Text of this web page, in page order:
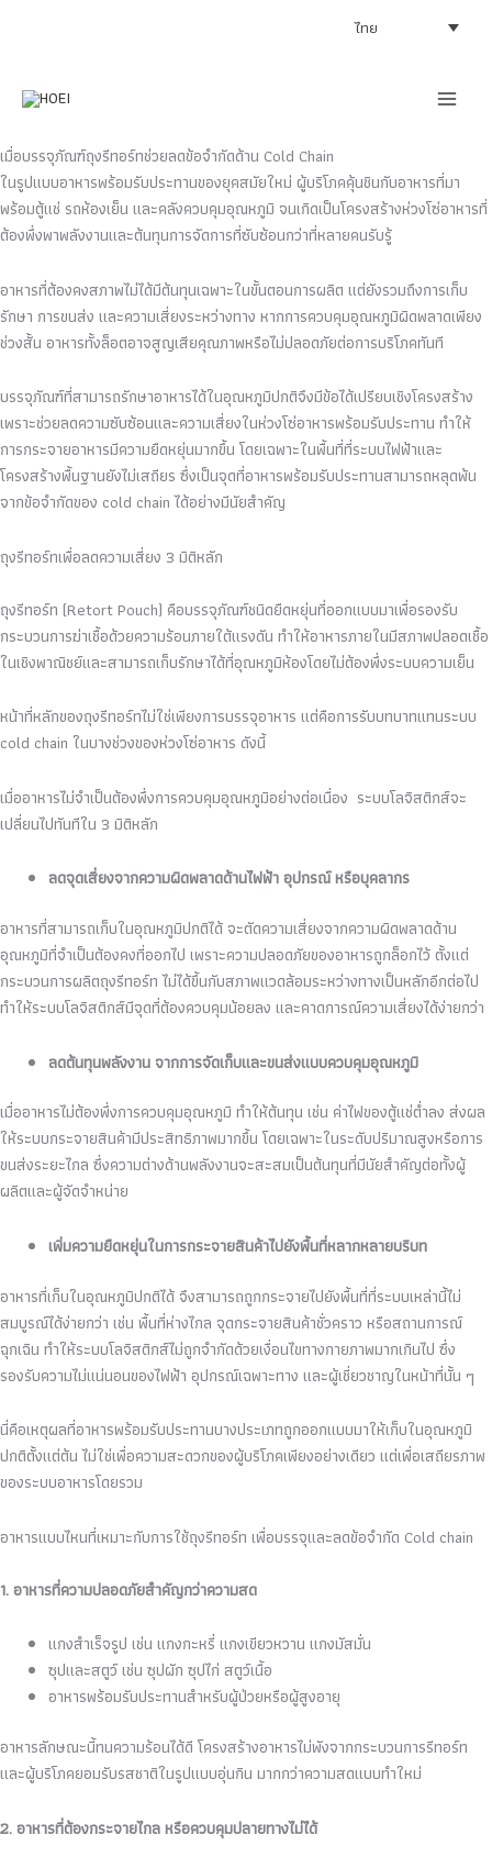
ไทย
เมื่อบรรจุภัณฑ์ถุงรีทอร์ทช่วยลดข้อจำกัดด้าน Cold Chain
ในรูปแบบอาหารพร้อมรับประทานของยุคสมัยใหม่ ผู้บริโภคคุ้นชินกับอาหารที่มา
พร้อมตู้แช่ รถห้องเย็น และคลังควบคุมอุณหภูมิ จนเกิดเป็นโครงสร้างห่วงโซ่อาหารที่
ต้องพึ่งพาพลังงานและต้นทุนการจัดการที่ซับซ้อนกว่าที่หลายคนรับรู้
อาหารที่ต้องคงสภาพไม่ได้มีต้นทุนเฉพาะในขั้นตอนการผลิต แต่ยังรวมถึงการเก็บ
รักษา การขนส่ง และความเสี่ยงระหว่างทาง หากการควบคุมอุณหภูมิผิดพลาดเพียง
ช่วงสั้น อาหารทั้งล็อตอาจสูญเสียคุณภาพหรือไม่ปลอดภัยต่อการบริโภคทันที
บรรจุภัณฑ์ที่สามารถรักษาอาหารได้ในอุณหภูมิปกติจึงมีข้อได้เปรียบเชิงโครงสร้าง
เพราะช่วยลดความซับซ้อนและความเสี่ยงในห่วงโซ่อาหารพร้อมรับประทาน ทำให้
การกระจายอาหารมีความยืดหยุ่นมากขึ้น โดยเฉพาะในพื้นที่ที่ระบบไฟฟ้าและ
โครงสร้างพื้นฐานยังไม่เสถียร ซึ่งเป็นจุดที่อาหารพร้อมรับประทานสามารถหลุดพ้น
จากข้อจำกัดของ cold chain ได้อย่างมีนัยสำคัญ
ถุงรีทอร์ทเพื่อลดความเสี่ยง 3 มิติหลัก
ถุงรีทอร์ท (Retort Pouch) คือบรรจุภัณฑ์ชนิดยืดหยุ่นที่ออกแบบมาเพื่อรองรับ
กระบวนการฆ่าเชื้อด้วยความร้อนภายใต้แรงดัน ทำให้อาหารภายในมีสภาพปลอดเชื้อ
ในเชิงพาณิชย์และสามารถเก็บรักษาได้ที่อุณหภูมิห้องโดยไม่ต้องพึ่งระบบความเย็น
หน้าที่หลักของถุงรีทอร์ทไม่ใช่เพียงการบรรจุอาหาร แต่คือการรับบทบาทแทนระบบ
cold chain ในบางช่วงของห่วงโซ่อาหาร ดังนี้
เมื่ออาหารไม่จำเป็นต้องพึ่งการควบคุมอุณหภูมิอย่างต่อเนื่อง ระบบโลจิสติกส์จะ
เปลี่ยนไปทันทีใน 3 มิติหลัก
ลดจุดเสี่ยงจากความผิดพลาดด้านไฟฟ้า อุปกรณ์ หรือบุคลากร
อาหารที่สามารถเก็บในอุณหภูมิปกติได้ จะตัดความเสี่ยงจากความผิดพลาดด้าน
อุณหภูมิที่จำเป็นต้องคงที่ออกไป เพราะความปลอดภัยของอาหารถูกล็อกไว้ ตั้งแต่
กระบวนการผลิตถุงรีทอร์ท ไม่ได้ขึ้นกับสภาพแวดล้อมระหว่างทางเป็นหลักอีกต่อไป
ทำให้ระบบโลจิสติกส์มีจุดที่ต้องควบคุมน้อยลง และคาดการณ์ความเสี่ยงได้ง่ายกว่า
ลดต้นทุนพลังงาน จากการจัดเก็บและขนส่งแบบควบคุมอุณหภูมิ
เมื่ออาหารไม่ต้องพึ่งการควบคุมอุณหภูมิ ทำให้ต้นทุน เช่น ค่าไฟของตู้แช่ต่ำลง ส่งผล
ให้ระบบกระจายสินค้ามีประสิทธิภาพมากขึ้น โดยเฉพาะในระดับปริมาณสูงหรือการ
ขนส่งระยะไกล ซึ่งความต่างด้านพลังงานจะสะสมเป็นต้นทุนที่มีนัยสำคัญต่อทั้งผู้
ผลิตและผู้จัดจำหน่าย
เพิ่มความยืดหยุ่นในการกระจายสินค้าไปยังพื้นที่หลากหลายบริบท
อาหารที่เก็บในอุณหภูมิปกติได้ จึงสามารถถูกกระจายไปยังพื้นที่ที่ระบบเหล่านี้ไม่
สมบูรณ์ได้ง่ายกว่า เช่น พื้นที่ห่างไกล จุดกระจายสินค้าชั่วคราว หรือสถานการณ์
ฉุกเฉิน ทำให้ระบบโลจิสติกส์ไม่ถูกจำกัดด้วยเงื่อนไขทางกายภาพมากเกินไป ซึ่ง
รองรับความไม่แน่นอนของไฟฟ้า อุปกรณ์เฉพาะทาง และผู้เชี่ยวชาญในหน้าที่นั้น ๆ
นี่คือเหตุผลที่อาหารพร้อมรับประทานบางประเภทถูกออกแบบมาให้เก็บในอุณหภูมิ
ปกติตั้งแต่ต้น ไม่ใช่เพื่อความสะดวกของผู้บริโภคเพียงอย่างเดียว แต่เพื่อเสถียรภาพ
ของระบบอาหารโดยรวม
อาหารแบบไหนที่เหมาะกับการใช้ถุงรีทอร์ท เพื่อบรรจุและลดข้อจำกัด Cold chain
1. อาหารที่ความปลอดภัยสำคัญกว่าความสด
แกงสำเร็จรูป เช่น แกงกะหรี่ แกงเขียวหวาน แกงมัสมั่น
ซุปและสตูว์ เช่น ซุปผัก ซุปไก่ สตูว์เนื้อ
อาหารพร้อมรับประทานสำหรับผู้ป่วยหรือผู้สูงอายุ
อาหารลักษณะนี้ทนความร้อนได้ดี โครงสร้างอาหารไม่พังจากกระบวนการรีทอร์ท
และผู้บริโภคยอมรับรสชาติในรูปแบบอุ่นกิน มากกว่าความสดแบบทำใหม่
2. อาหารที่ต้องกระจายไกล หรือควบคุมปลายทางไม่ได้